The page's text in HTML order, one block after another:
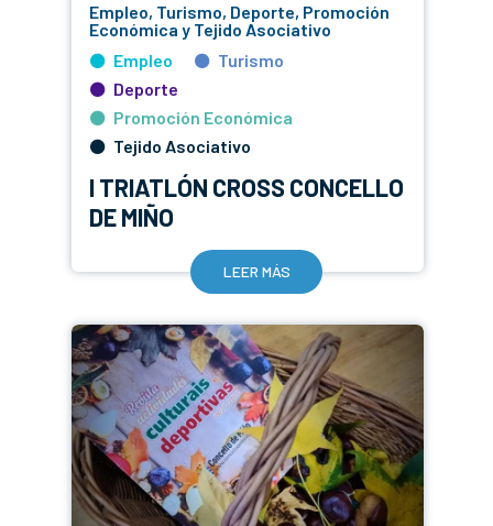
Empleo, Turismo, Deporte, Promoción
Económica y Tejido Asociativo
Empleo
Turismo
Deporte
Promoción Económica
Tejido Asociativo
I TRIATLÓN CROSS CONCELLO
DE MIÑO
LEER MÁS